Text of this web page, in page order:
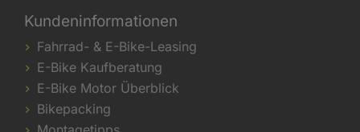
Kundeninformationen
Fahrrad- & E-Bike-Leasing
E-Bike Kaufberatung
E-Bike Motor Überblick
Bikepacking